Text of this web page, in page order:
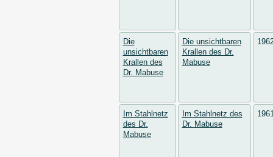
Die
unsichtbaren
Krallen des
Dr. Mabuse
Die unsichtbaren
Krallen des Dr.
Mabuse
Im Stahlnetz
des Dr.
Mabuse
Im Stahlnetz des
Dr. Mabuse